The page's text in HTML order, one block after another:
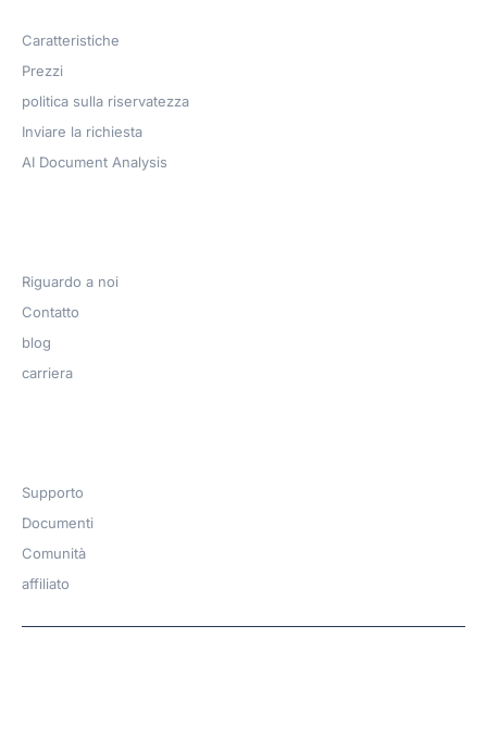
Caratteristiche
Prezzi
politica sulla riservatezza
Inviare la richiesta
AI Document Analysis
Riguardo a noi
Contatto
blog
carriera
Supporto
Documenti
Comunità
affiliato